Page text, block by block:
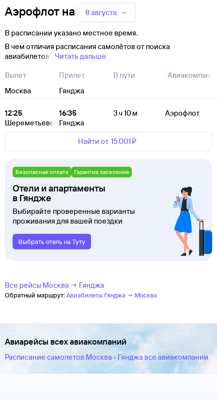
Аэрофлот на 8 августа
В расписании указано местное время.
В чем отличия расписания самолётов от поиска
авиабилетов? Читать дальше
Вылет
Москва
Прилет
Гянджа
В пути
12:25
Шереметьево
16:35
Гянджа
3 ч 10 м Аэрофлот
Найти от 15 ⁠001 ⁠₽
Безопасная оплата Гарантия заселения
Отели и апартаменты
в Гяндже
Выбирайте проверенные варианты
проживания для вашей поездки
Выбрать отель на Туту
Все рейсы Москва → Гянджа
Обратный маршрут:Авиабилеты Гянджа → Москва
Авиарейсы всех авиакомпаний
Расписание самолетов Москва - Гянджа все авиакомпании